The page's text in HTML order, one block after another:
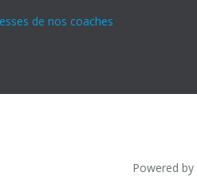
de nos coaches
Powered by